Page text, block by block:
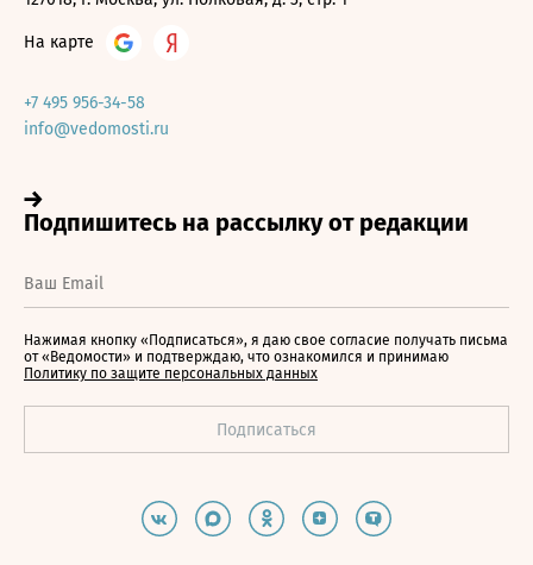
На карте
+7 495 956-34-58
info@vedomosti.ru
Нажимая кнопку «Подписаться», я даю свое согласие получать письма
от «Ведомости» и подтверждаю, что ознакомился и принимаю
Политику по защите персональных данных